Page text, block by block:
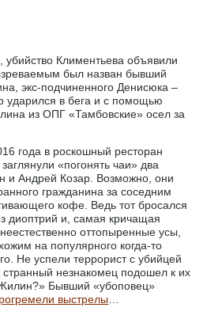
убийство Климентьева объявили
был назван бывший
экс-подчиненного Денисюка –
ударился в бега и с помощью
из ОПГ «Тамбовские» осел за
года в роскошный ресторан
«погонять чаи» два
и Андрей Козар. Возможно, они
гражданина за соседним
кофе. Ведь тот бросался
диоптрий и, самая кричащая
оттопыренные усы,
на популярного когда-то
Не успели террорист с убийцей
незнакомец подошел к их
Бывший «убоповец»
выстрелы